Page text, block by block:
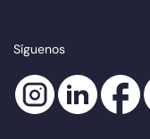
Síguenos